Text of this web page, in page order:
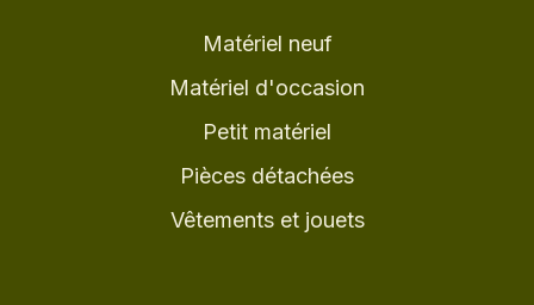
Matériel neuf
Matériel d'occasion
Petit matériel
Pièces détachées
Vêtements et jouets